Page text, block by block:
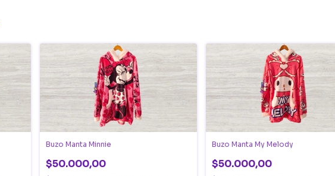
Buzo Manta Minnie
$50.000,00
Buzo Manta My Melody
$50.000,00